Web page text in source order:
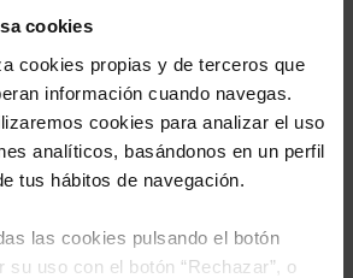
cookies
cookies propias y de terceros que
información cuando navegas.
cookies para analizar el uso
analíticos, basándonos en un perfil
tus hábitos de navegación.
las cookies pulsando el botón
su uso con el botón “Rechazar”, o
de privacidady consiento el